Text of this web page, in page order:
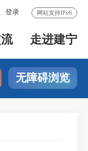
网站支持IPv6
登录
走进建宁
无障碍浏览